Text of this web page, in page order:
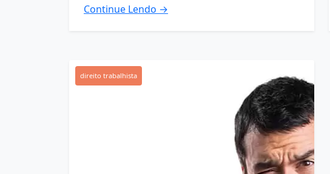
Continue Lendo →
direito trabalhista